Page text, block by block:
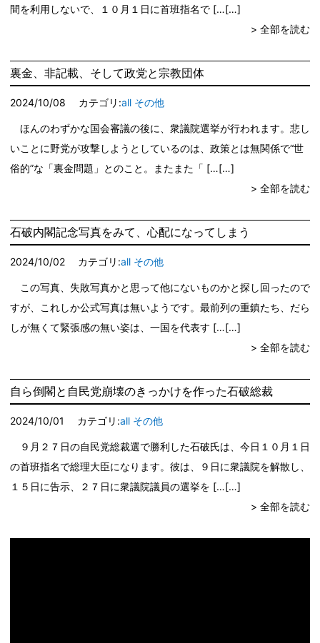
間を利用しないで、１０月１日に首班指名で […
> 全部を読む
裏金、非記載、そして政党と宗教団体
2024/10/08 カテゴリ:all その他
ほんのわずかな国会審議の後に、衆議院選挙が行われます。悲し
いことに野党が攻撃しようとしているのは、政策とは無関係で“世
俗的”な「裏金問題」とのこと。またまた「 […
> 全部を読む
石破内閣記念写真をみて、心配になってしまう
2024/10/02 カテゴリ:all その他
この写真、失敗写真かと思って他にないものかと探し回ったので
すが、これしか公式写真は無いようです。最前列の重鎮たち、だら
しが無くて緊張感の無い姿は、一国を代表す […
> 全部を読む
自ら倒閣と自民党崩壊のきっかけを作った石破総裁
2024/10/01 カテゴリ:all その他
９月２７日の自民党総裁選で勝利した石破氏は、今日１０月１日
の首班指名で総理大臣になります。彼は、９日に衆議院を解散し、
１５日に告示、２７日に衆議院議員の選挙を […
> 全部を読む